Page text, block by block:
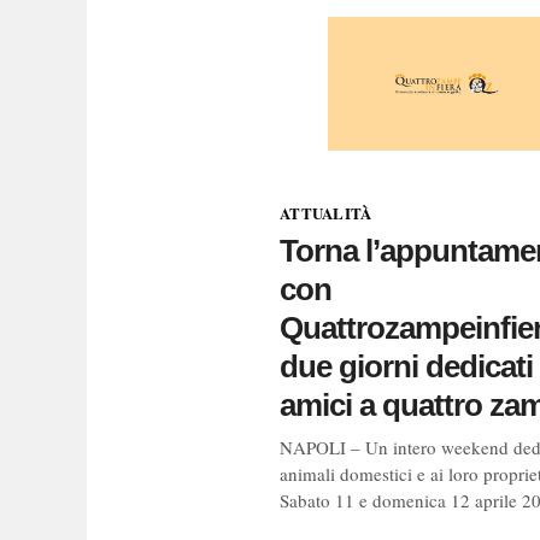
ATTUALITÀ
Torna
con
due giorni dedicati
amici a quattro
NAPOLI – Un intero weekend
animali domestici e ai loro
Sabato 11 e domenica 12 aprile